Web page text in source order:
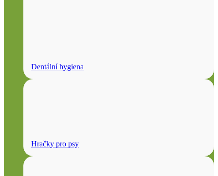
Dentální hygiena
Hračky pro psy